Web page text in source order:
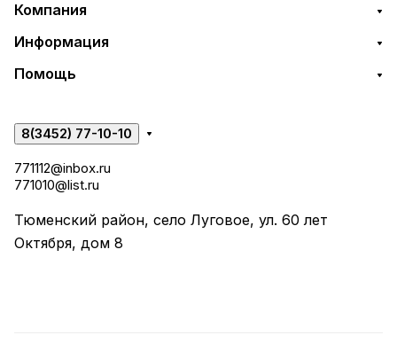
Компания
Информация
Помощь
8(3452) 77-10-10
771112@inbox.ru
771010@list.ru
Тюменский район, село Луговое, ул. 60 лет
Октября, дом 8